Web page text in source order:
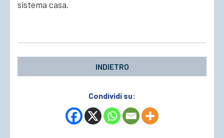
sistema casa.
INDIETRO
Condividi su: